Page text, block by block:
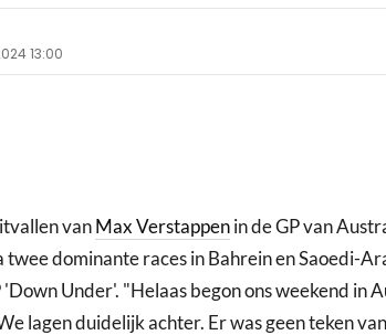
13:00
vanMax Verstappenin de GP van
twee dominante races in Bahrein en Saoedi-
'Down Under'. "Helaas begon ons weekend in
lagen duidelijk achter. Er was geen teken